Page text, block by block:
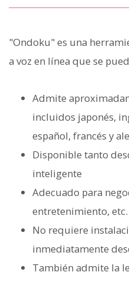
"Ondoku" es una
a voz en línea que se
Admite
incluidos japonés,
español, francés y
Disponible tanto
inteligente
Adecuado para
entretenimiento, etc.
No requiere
inmediatamente
También admite la